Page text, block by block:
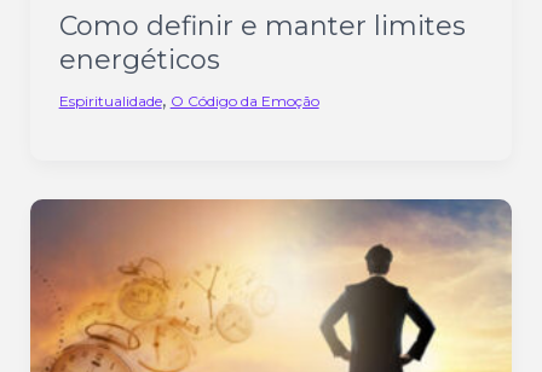
Como definir e manter limites
energéticos
Espiritualidade, O Código da Emoção